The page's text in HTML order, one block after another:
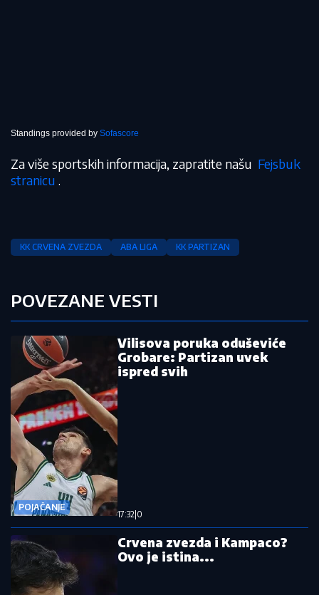
Standings provided by Sofascore
Za više sportskih informacija, zapratite našu Fejsbuk
stranicu .
KK CRVENA ZVEZDA ABA LIGA KK PARTIZAN
POVEZANE VESTI
POJAČANJE
Vilisova poruka oduševiće
Grobare: Partizan uvek
ispred svih
17:32 0
Crvena zvezda i Kampaco?
Ovo je istina...